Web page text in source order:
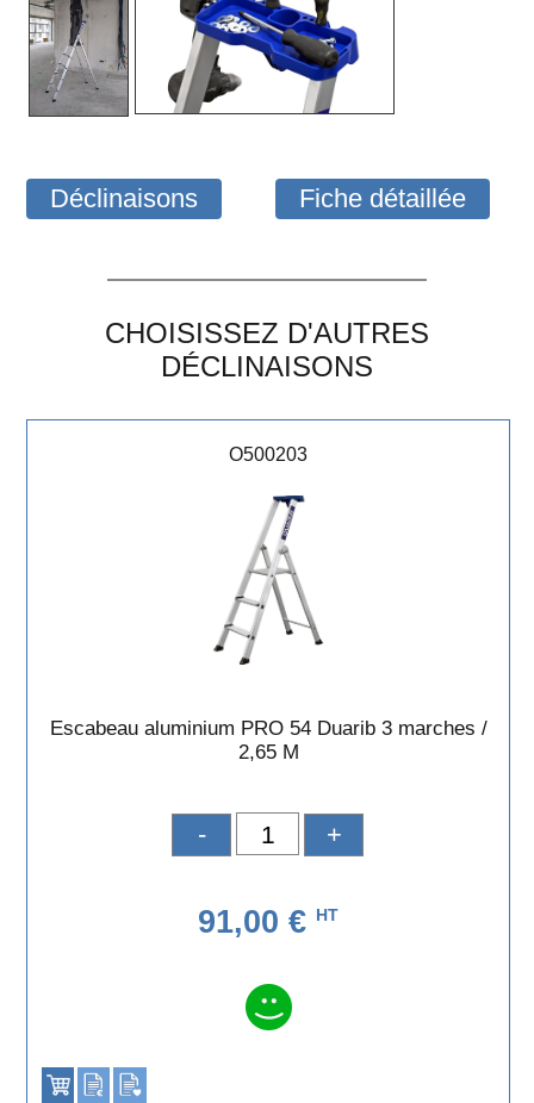
Déclinaisons Fiche détaillée
CHOISISSEZ D'AUTRES
DÉCLINAISONS
O500203
Escabeau aluminium PRO 54 Duarib 3 marches /
2,65 M
- +
91,00 € HT